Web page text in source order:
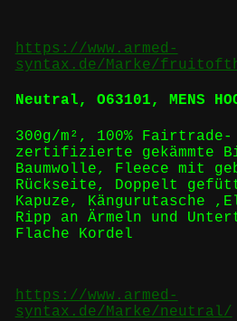
https://www.armed-
syntax.de/Marke/
Neutral, O63101, MENS
300g/m², 100% Fairtrade-
zertifizierte gekämmte
Baumwolle, Fleece mit
Rückseite, Doppelt
Kapuze, Kängurutasche
Ripp an Ärmeln und
Flache Kordel
https://www.armed-
syntax.de/Marke/neutral/